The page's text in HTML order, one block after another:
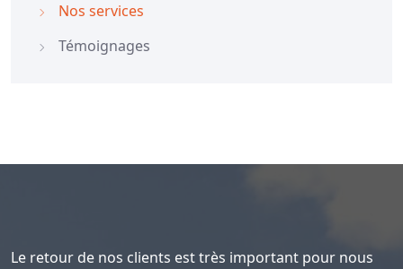
Nos services
Témoignages
Le retour de nos clients est très important pour nous